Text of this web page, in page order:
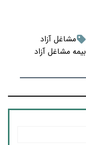
مشاغل آزاد
بیمه مشاغل آزاد